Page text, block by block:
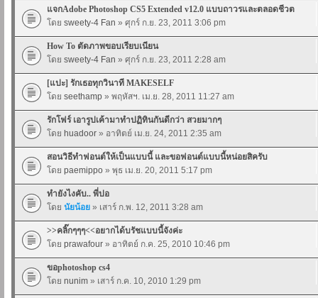
แจกAdobe Photoshop CS5 Extended v12.0 แบบถาวรและตลอดชีวต
โดย sweety-4 Fan » ศุกร์ ก.ย. 23, 2011 3:06 pm
How To ตัดภาพขอบเรียบเนียน
โดย sweety-4 Fan » ศุกร์ ก.ย. 23, 2011 2:28 am
[แปะ] รักเธอทุกวินาที MAKESELF
โดย seethamp » พฤหัสฯ. เม.ย. 28, 2011 11:27 am
รักโฟร์ เอารูปเค้ามาทำปฏิทินกันดีกว่า สวยมากๆ
โดย huadoor » อาทิตย์ เม.ย. 24, 2011 2:35 am
สอนวิธีทำฟอนต์ให้เป็นแบบนี้ และขอฟอนต์แบบนี้หน่อยสิครับ
โดย paemippo » พุธ เม.ย. 20, 2011 5:17 pm
ทำยังไงคับ.. พี่ปอ
โดย นัยน้อย » เสาร์ ก.พ. 12, 2011 3:28 am
>>คลิ๊กๆๆๆ<<อยากได้บรัชแบบนี้จังค่ะ
โดย prawafour » อาทิตย์ ก.ค. 25, 2010 10:46 pm
ขอphotoshop cs4
โดย nunim » เสาร์ ก.ค. 10, 2010 1:29 pm